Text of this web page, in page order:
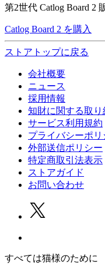
第2世代 Catlog Board 2
Catlog Board 2 を購入
ストアトップに戻る
会社概要
ニュース
採用情報
知財に関する取り
サービス利用規約
プライバシーポリ
外部送信ポリシー
特定商取引法表示
ストアガイド
お問い合わせ
すべては猫様のために